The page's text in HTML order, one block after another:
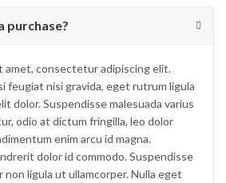
purchase?
amet, consectetur adipiscing elit.
feugiat nisi gravida, eget rutrum ligula
dolor. Suspendisse malesuada varius
odio at dictum fringilla, leo dolor
enim arcu id magna.
dolor id commodo. Suspendisse
ligula ut ullamcorper. Nulla eget